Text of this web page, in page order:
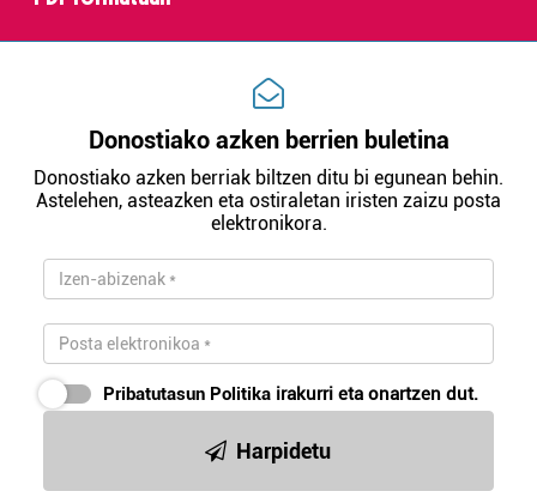
Donostiako azken berrien buletina
Donostiako azken berriak biltzen ditu bi egunean behin.
Astelehen, asteazken eta ostiraletan iristen zaizu posta
elektronikora.
Pribatutasun Politika irakurri eta onartzen dut.
Harpidetu